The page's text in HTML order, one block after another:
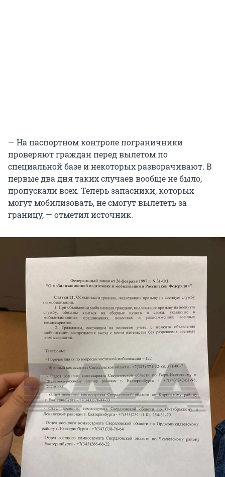
— На паспортном контроле пограничники
проверяют граждан перед вылетом по
специальной базе и некоторых разворачивают. В
первые два дня таких случаев вообще не было,
пропускали всех. Теперь запасники, которых
могут мобилизовать, не смогут вылететь за
границу, — отметил источник.